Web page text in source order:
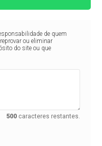
de quem
ou eliminar
do site ou que
500 caracteres restantes.